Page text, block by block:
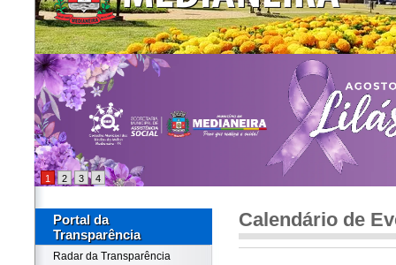
CONHEÇA MEDIANEIRA
1 2 3 4
Portal da
Transparência
Radar da Transparência
Calendário de